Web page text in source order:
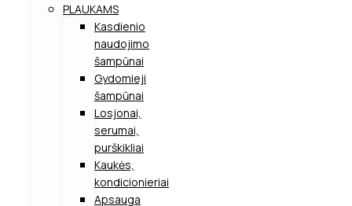
PLAUKAMS
Kasdienio
naudojimo
šampūnai
Gydomieji
šampūnai
Losjonai,
serumai,
purškikliai
Kaukės,
kondicionieriai
Apsauga